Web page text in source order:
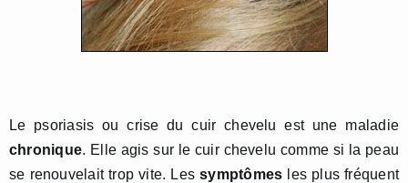
Le psoriasis ou crise du cuir chevelu est une maladie
chronique. Elle agis sur le cuir chevelu comme si la peau
se renouvelait trop vite. Lessymptômes les plus fréquent